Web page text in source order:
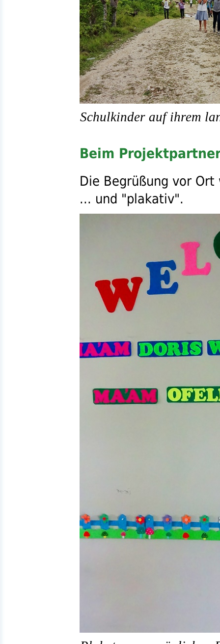
Schulkinder auf ihrem
Beim
Die Begrüßung vor
... und "plakativ".